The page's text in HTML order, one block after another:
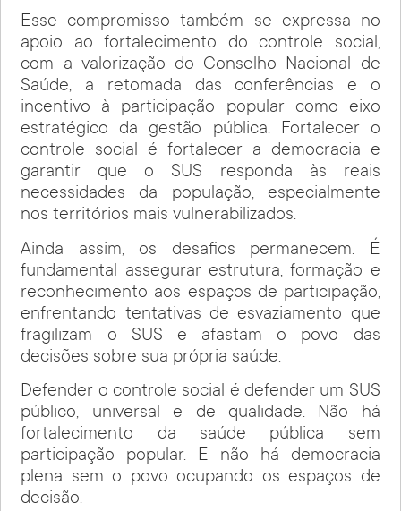
Esse compromisso também se expressa no
apoio ao fortalecimento do controle social,
com a valorização do Conselho Nacional de
Saúde, a retomada das conferências e o
incentivo à participação popular como eixo
estratégico da gestão pública. Fortalecer o
controle social é fortalecer a democracia e
garantir que o SUS responda às reais
necessidades da população, especialmente
nos territórios mais vulnerabilizados.
Ainda assim, os desafios permanecem. É
fundamental assegurar estrutura, formação e
reconhecimento aos espaços de participação,
enfrentando tentativas de esvaziamento que
fragilizam o SUS e afastam o povo das
decisões sobre sua própria saúde.
Defender o controle social é defender um SUS
público, universal e de qualidade. Não há
fortalecimento da saúde pública sem
participação popular. E não há democracia
plena sem o povo ocupando os espaços de
decisão.